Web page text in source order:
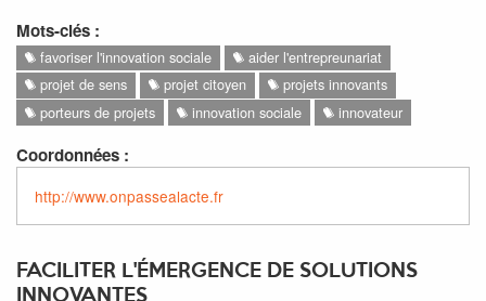
Mots-clés :
favoriser l'innovation sociale
aider l'entrepreunariat
projet de sens
projet citoyen
projets innovants
porteurs de projets
innovation sociale innovateur
Coordonnées :
http://www.onpassealacte.fr
FACILITER L'ÉMERGENCE DE SOLUTIONS
INNOVANTES